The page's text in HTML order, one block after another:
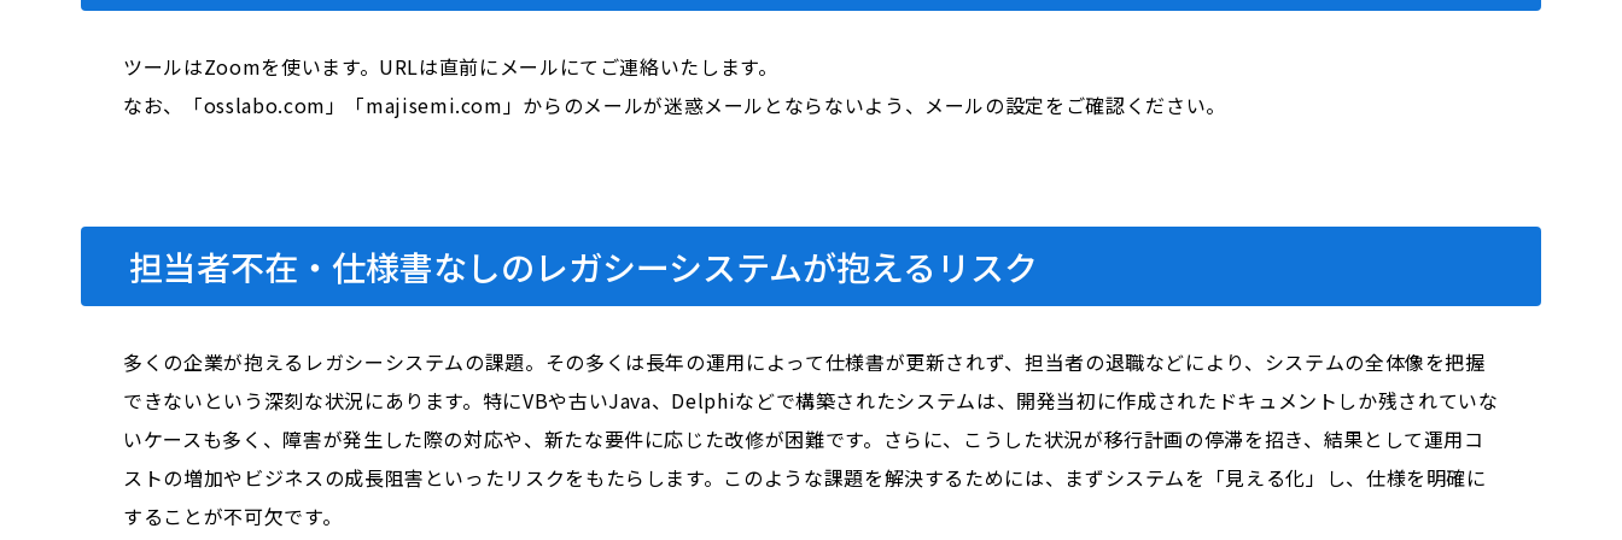
ツールはZoomを使います。URLは直前にメールにてご連絡いたします。
なお、「osslabo.com」「majisemi.com」からのメールが迷惑メールとならないよう、メールの設定をご確認ください。
担当者不在・仕様書なしのレガシーシステムが抱えるリスク
多くの企業が抱えるレガシーシステムの課題。その多くは長年の運用によって仕様書が更新されず、担当者の退職などにより、システムの全体像を把握
できないという深刻な状況にあります。特にVBや古いJava、Delphiなどで構築されたシステムは、開発当初に作成されたドキュメントしか残されていな
いケースも多く、障害が発生した際の対応や、新たな要件に応じた改修が困難です。さらに、こうした状況が移行計画の停滞を招き、結果として運用コ
ストの増加やビジネスの成長阻害といったリスクをもたらします。このような課題を解決するためには、まずシステムを「見える化」し、仕様を明確に
することが不可欠です。